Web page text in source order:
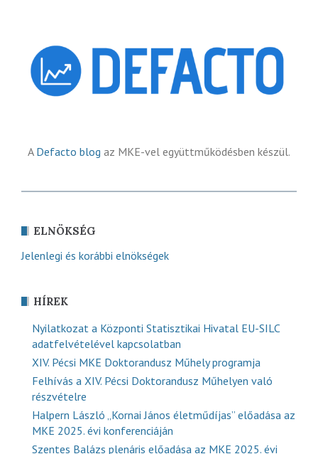
A Defacto blog az MKE-vel együttműködésben készül.
ELNÖKSÉG
Jelenlegi és korábbi elnökségek
HÍREK
Nyilatkozat a Központi Statisztikai Hivatal EU-SILC
adatfelvételével kapcsolatban
XIV. Pécsi MKE Doktorandusz Műhely programja
Felhívás a XIV. Pécsi Doktorandusz Műhelyen való
részvételre
Halpern László „Kornai János életműdíjas” előadása az
MKE 2025. évi konferenciáján
Szentes Balázs plenáris előadása az MKE 2025. évi